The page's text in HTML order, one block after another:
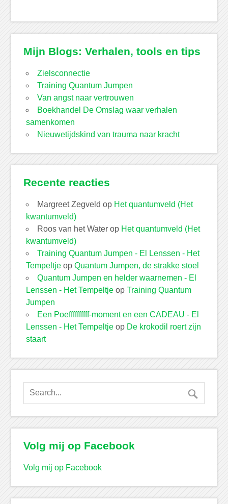
Mijn Blogs: Verhalen, tools en tips
Zielsconnectie
Training Quantum Jumpen
Van angst naar vertrouwen
Boekhandel De Omslag waar verhalen
samenkomen
Nieuwetijdskind van trauma naar kracht
Recente reacties
Margreet Zegveld op Het quantumveld (Het
kwantumveld)
Roos van het Waterop Het quantumveld (Het
kwantumveld)
Training Quantum Jumpen - El Lenssen - Het
Tempeltjeop Quantum Jumpen, de strakke stoel
Quantum Jumpen en helder waarnemen - El
Lenssen - Het Tempeltjeop Training Quantum
Jumpen
Een Poeffffffffff-moment en een CADEAU - El
Lenssen - Het Tempeltjeop De krokodil roert zijn
staart
Volg mij op Facebook
Volg mij op Facebook